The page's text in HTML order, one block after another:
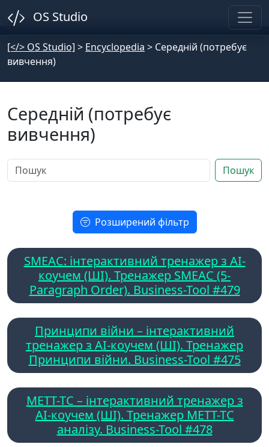
OS Studio
[</> OS Studio] > Encyclopedia > Середній (потребує
вивчення)
Середній (потребує
вивчення)
Пошук
Розширений фільтр
SMEAC: інтерактивний тренажер з AI-
коучем (ШІ). Тренажер SMEAC (5-
Paragraph Order). Business-Tool #479
Принципи війни – інтерактивний
тренажер з AI-коучем (ШІ). Тренажер
Принципи війни. Business-Tool #475
METT-TC – інтерактивний тренажер з
AI-коучем (ШІ). Тренажер METT-TC
аналізу. Business-Tool #478